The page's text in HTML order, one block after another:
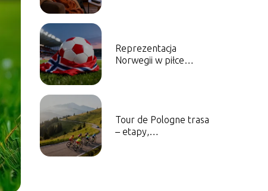
Reprezentacja
Norwegii w piłce
Tour de Pologne trasa
– etapy,